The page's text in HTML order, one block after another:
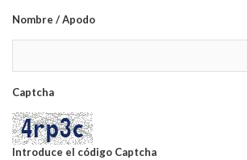
Nombre / Apodo
Captcha
Introduce el código Captcha